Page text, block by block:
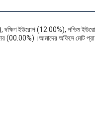
দক্ষিণ ইউরোপ (12.00%), পশ্চিম
(00.00%)।আমাদের অফিসে মোট